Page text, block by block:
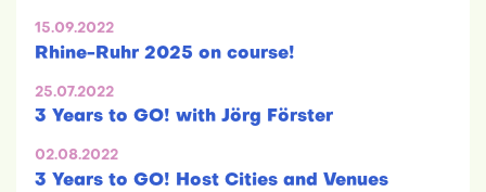
15.09.2022
Rhine-Ruhr 2025 on course!
25.07.2022
3 Years to GO! with Jörg Förster
02.08.2022
3 Years to GO! Host Cities and Venues